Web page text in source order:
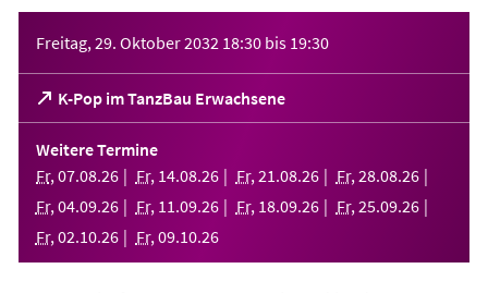
Freitag, 29. Oktober 2032 18:30 bis 19:30
K-Pop im TanzBau Erwachsene
(Öffnet
in
einem
neuen
Tab)
Weitere Termine
Fr, 07.08.26 Fr, 14.08.26 Fr, 21 .08.26 Fr, 28.08.26
Fr, 04.09.26 Fr, 11 .09.26 Fr, 18.09.26 Fr, 25.09.26
Fr, 02.10.26 Fr, 09.10.26